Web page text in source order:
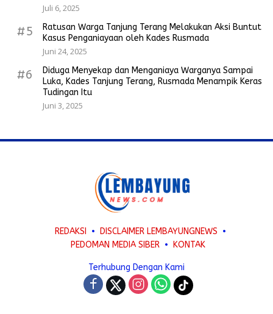
Juli 6, 2025
#5
Ratusan Warga Tanjung Terang Melakukan Aksi Buntut
Kasus Penganiayaan oleh Kades Rusmada
Juni 24, 2025
#6
Diduga Menyekap dan Menganiaya Warganya Sampai
Luka, Kades Tanjung Terang, Rusmada Menampik Keras
Tudingan Itu
Juni 3, 2025
REDAKSI
DISCLAIMER LEMBAYUNGNEWS
PEDOMAN MEDIA SIBER
KONTAK
Terhubung Dengan Kami